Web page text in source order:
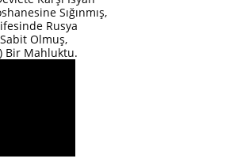
Sığınmış,
Rusya
Sabit Olmuş,
Bir Mahluktu.